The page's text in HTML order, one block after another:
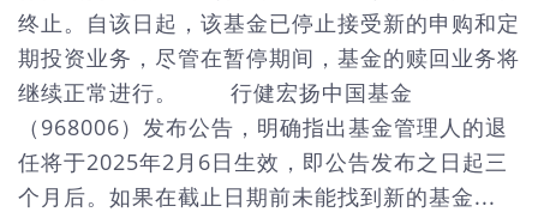
终止。自该日起，该基金已停止接受新的申购和定
期投资业务，尽管在暂停期间，基金的赎回业务将
继续正常进行。 行健宏扬中国基金
（968006）发布公告，明确指出基金管理人的退
任将于2025年2月6日生效，即公告发布之日起三
个月后。如果在截止日期前未能找到新的基金...